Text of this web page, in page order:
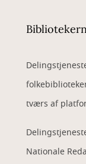
tværs af
Nationale